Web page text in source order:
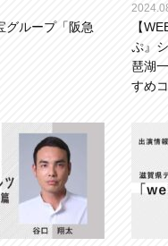
グループ「阪急
【
ぷ』
琶湖
すめ